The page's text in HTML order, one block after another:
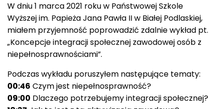
W dniu 1 marca 2021 roku w Państwowej Szkole
Wyższej im. Papieża Jana Pawła II w Białej Podlaskiej,
miałem przyjemność poprowadzić zdalnie wykład pt.
„Koncepcje integracji społecznej zawodowej osób z
niepełnosprawnościami”.
Podczas wykładu poruszyłem następujące tematy:
00:46 Czym jest niepełnosprawność?
09:00 Dlaczego potrzebujemy integracji społecznej?